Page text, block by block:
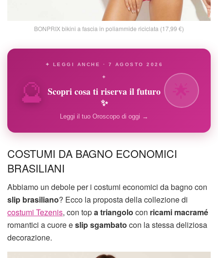
BONPRIX bikini a fascia in poliammide riciclata (17,99 €)
🔮
✦ LEGGI ANCHE · 7 AGOSTO 2026
✦
Scopri cosa ti riserva il futuro
✨
Leggi il tuo Oroscopo di oggi →
COSTUMI DA BAGNO ECONOMICI
BRASILIANI
Abbiamo un debole per i costumi economici da bagno con
slip brasiliano? Ecco la proposta della collezione di
costumi Tezenis, con topa triangolo con ricami macramé
romantici a cuore eslip sgambato con la stessa deliziosa
decorazione.